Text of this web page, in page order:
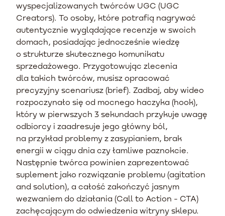
wyspecjalizowanych twórców UGC (UGC
Creators). To osoby, które potrafią nagrywać
autentycznie wyglądające recenzje w swoich
domach, posiadając jednocześnie wiedzę
o strukturze skutecznego komunikatu
sprzedażowego. Przygotowując zlecenia
dla takich twórców, musisz opracować
precyzyjny scenariusz (brief). Zadbaj, aby wideo
rozpoczynało się od mocnego haczyka (hook),
który w pierwszych 3 sekundach przykuje uwagę
odbiorcy i zaadresuje jego główny ból,
na przykład problemy z zasypianiem, brak
energii w ciągu dnia czy łamliwe paznokcie.
Następnie twórca powinien zaprezentować
suplement jako rozwiązanie problemu (agitation
and solution), a całość zakończyć jasnym
wezwaniem do działania (Call to Action - CTA)
zachęcającym do odwiedzenia witryny sklepu.